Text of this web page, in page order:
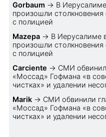
Gorbaum → В
произошли столкновения
с полицией
Mazepa → В Иерусалиме
произошли столкновения
с полицией
Carciente → СМИ
«Моссад» Гофмана «в
чистках» и удалении
Marik → СМИ обвинили
«Моссад» Гофмана «в
чистках» и удалении